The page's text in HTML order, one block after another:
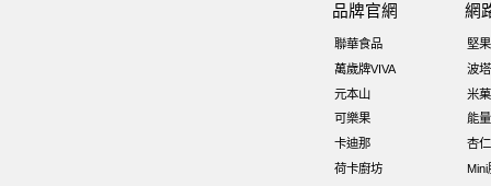
品牌官網
聯華食品
萬歲牌VIVA
元本山
可樂果
卡迪那
荷卡廚坊
網
堅
波
米
能
杏